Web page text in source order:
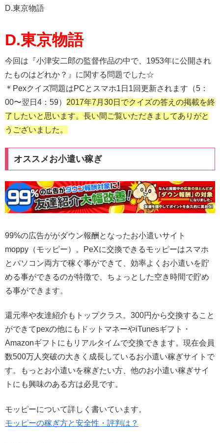
D.東京物語
D.東京物語
今回は『小津安二郎の監督作品の中で、1953年に公開され
たものはどれか？』に関する問題でした☆
＊Pexクイズ問題はPCとスマホ1日1回更新されます（5：
00〜翌日4：59） 2017年7月30日でクイズの答えの掲載を終
了したいと思います。長い間ご覧いただきましてありがと
うございました。
オススメお小遣い稼ぎ
99%の広告ががダウン報酬となったお小遣いサイト
moppy（モッピー）。PeXに交換できるモッピーはスマホ
とパソコン両方で稼ぐ事ができて、効率よくお小遣いを貯
める事ができるのが特徴で、ちょっとした空き時間で貯め
る事ができます。
還元率や友達紹介もトップクラス。300円から交換すること
ができてpexの他にもドットマネーやiTunesギフト・
Amazonギフトにもリアルタイムで交換できます。現在会員
数500万人突破の大きく成長しているお小遣い稼ぎサイトで
す。もっとお小遣いを稼ぎたい方、他のお小遣い稼ぎサイ
トにも興味のある方は必見です。
モッピーについて詳しく書いています。
モッピーの稼ぎ方と安全性・評判は？